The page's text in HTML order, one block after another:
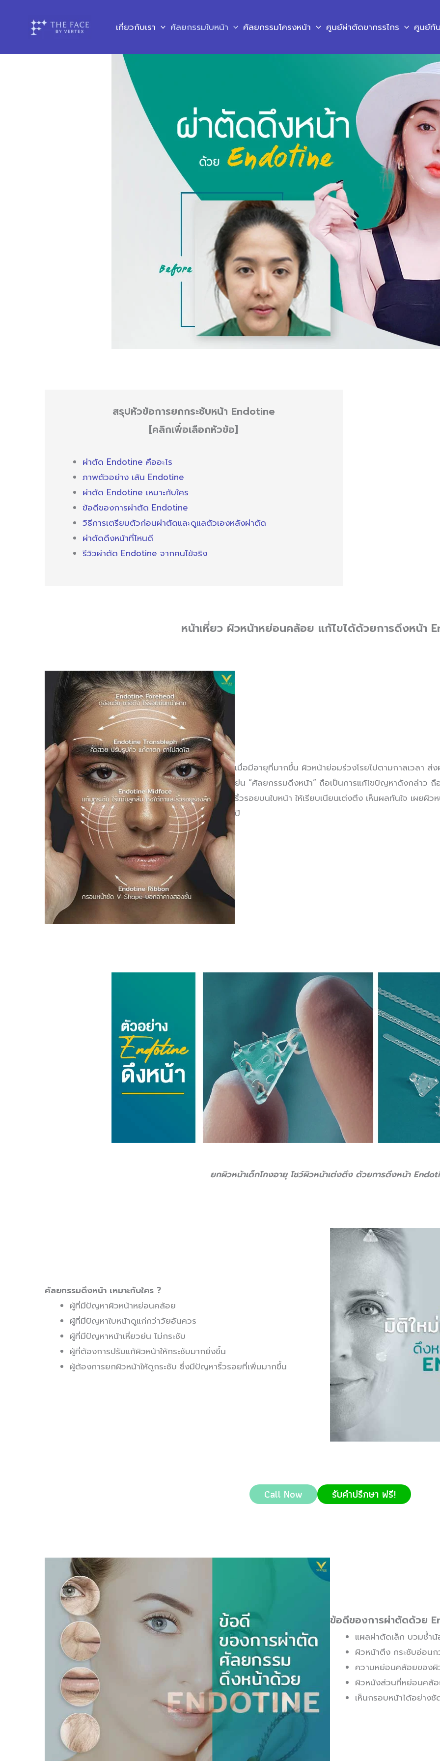
content
เกี่ยวกับเรา ศัลยกรรมใบหน้า ศัลยกรรมโครงหน้า ศูนย์ผ่าตัดขากรรไกร ศูนย์ทั
สรุปหัวข้อการยกกระชับหน้า Endotine
[คลิกเพื่อเลือกหัวข้อ]
ผ่าตัด Endotine คืออะไร
ภาพตัวอย่าง เส้น Endotine
ผ่าตัด Endotine เหมาะกับใคร
ข้อดีของการผ่าตัด Endotine
วิธีการเตรียมตัวก่อนผ่าตัดและดูแลตัวเองหลังผ่าตัด
ผ่าตัดดึงหน้าที่ไหนดี
รีวิวผ่าตัด Endotine จากคนไข้จริง
หน้าเหี่ยว ผิวหน้าหย่อนคล้อย แก้ไขได้ด้วยการดึงหน้า
เมื่อมีอายุที่มากขึ้น ผิวหน้าย่อมร่วงโรยไปตามกาลเวลา ส่
ย่น “ศัลยกรรมดึงหน้า” ถือเป็นการแก้ไขปัญหาดังกล่าว
ริ้วรอยบนใบหน้า ให้เรียบเนียนเต่งตึง เห็นผลทันใจ เผยผิ
ปี
ยกผิวหน้าเด็กโกงอายุ โชว์ผิวหน้าเต่งตึง ด้วยการดึงหน้า
ศัลยกรรมดึงหน้า เหมาะกับใคร ?
ผู้ที่มีปัญหาผิวหน้าหย่อนคล้อย
ผู้ที่มีปัญหาใบหน้าดูแก่กว่าวัยอันควร
ผู้ที่มีปัญหาหน้าเหี่ยวย่น ไม่กระชับ
ผู้ที่ต้องการปรับแก้ผิวหน้าให้กระชับมากยิ่งขึ้น
ผู้ต้องการยกผิวหน้าให้ดูกระชับ ซึ่งมีปัญหาริ้วรอยที่เพิ่มมากขึ้น
Call Now รับคำปรึกษา ฟรี!
ข้อดีของการผ่าตัดด้วย
แผลผ่าตัดเล็ก บวมช้ำ
ผิวหน้าตึง กระชับอ่อน
ความหย่อนคล้อยของ
ผิวหนังส่วนที่หย่อนคล้
เห็นกรอบหน้าได้อย่าง